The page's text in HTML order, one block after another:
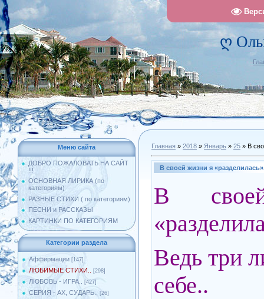
ღ
Меню сайта
ДОБРО ПОЖАЛОВАТЬ НА САЙТ
!!!
ОСНОВНАЯ ЛИРИКА (по
категориям)
РАЗНЫЕ СТИХИ ( по категориям)
ПЕСНИ и РАССКАЗЫ
КАРТИНКИ ПО КАТЕГОРИЯМ
Категории раздела
Аффирмации [147]
ЛЮБИМЫЕ СТИХИ.. [298]
ЛЮБОВЬ - ИГРА.. [427]
СЕРИЯ - АХ, СУДАРЬ.. [26]
Главная » 2018 » Январь » 25 » В
В своей жизни я
В
Ведь три
себе..